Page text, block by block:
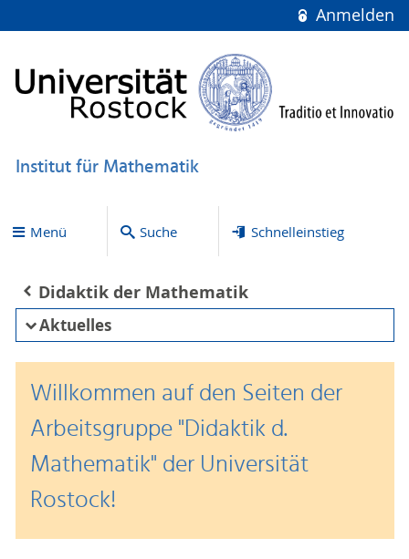
Anmelden
Institut für Mathematik
Menü Suche Schnelleinstieg
Didaktik der Mathematik
Aktuelles
Willkommen auf den Seiten der
Arbeitsgruppe "Didaktik d.
Mathematik" der Universität
Rostock!